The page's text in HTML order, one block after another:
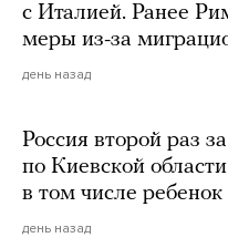
с Италией. Ранее
меры из-за
день назад
Россия второй раз
по Киевской
в том числе ребенок
день назад